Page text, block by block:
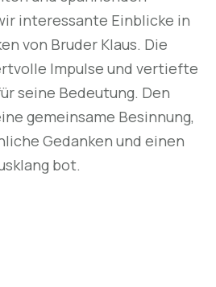
interessante Einblicke in
von Bruder Klaus. Die
Impulse und vertiefte
seine Bedeutung. Den
gemeinsame Besinnung,
Gedanken und einen
bot.